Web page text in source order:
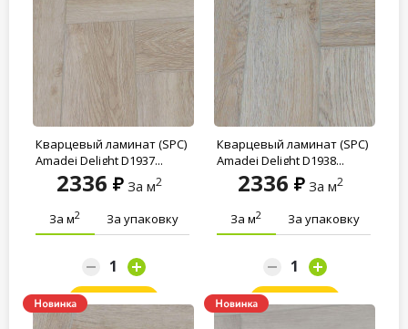
Кварцевый ламинат (SPC)
Amadei Delight D1937...
2336 За м2
За м2 За упаковку
Заказать
Кварцевый ламинат (SPC)
Amadei Delight D1938...
2336 За м2
За м2 За упаковку
Заказать